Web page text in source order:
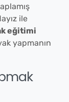
ile
eğitimi
yapmanın